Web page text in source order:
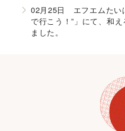
02月25日 エフエムたい
で行こう！”」にて、和
ました。